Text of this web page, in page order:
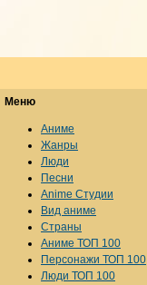
Меню
Аниме
Жанры
Люди
Песни
Anime Студии
Вид аниме
Страны
Аниме ТОП 100
Персонажи ТОП 100
Люди ТОП 100